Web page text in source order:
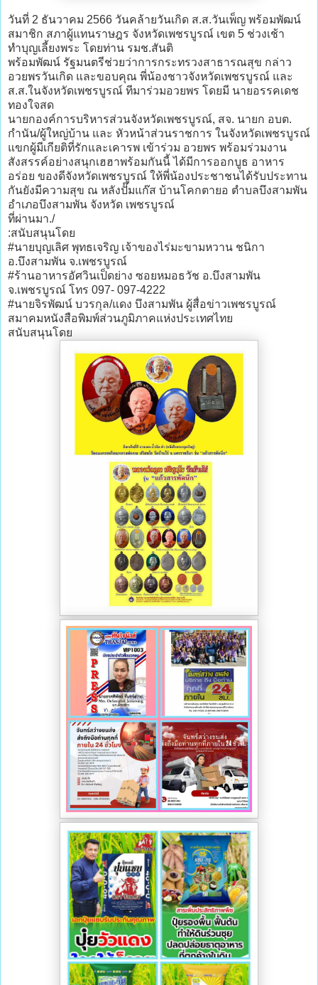
วันที่ 2 ธันวาคม 2566 วันคล้ายวันเกิด ส.ส.วันเพ็ญ พร้อมพัฒน์
สมาชิก สภาผู้แทนราษฎร จังหวัดเพชรบูรณ์ เขต 5 ช่วงเช้า
ทำบุญเลี้ยงพระ โดยท่าน รมช.สันติ
พร้อมพัฒน์ รัฐมนตรีช่วยว่าการกระทรวงสาธารณสุข กล่าว
อวยพรวันเกิด และขอบคุณ พี่น้องชาวจังหวัดเพชรบูรณ์ และ
ส.ส.ในจังหวัดเพชรบูรณ์ ทีมาร่วมอวยพร โดยมี นายอรรคเดช
ทองใจสด
นายกองค์การบริหารส่วนจังหวัดเพชรบูรณ์, สจ. นายก อบต.
กำนัน/ผู้ใหญ่บ้าน และ หัวหน้าส่วนราชการ ในจังหวัดเพชรบูรณ์
แขกผู้มีเกียติที่รักและเคารพ เข้าร่วม อวยพร พร้อมร่วมงาน
สังสรรค์อย่างสนุกเฮฮาพร้อมกันนี้ ได้มีการออกบูธ อาหาร
อร่อย ของดีจังหวัดเพชรบูรณ์ ให้พี่น้องประชาชนได้รับประทาน
กันยังมีความสุข ณ หลังปั๊มแก๊ส บ้านโคกตายอ ตำบลบึงสามพัน
อำเภอบึงสามพัน จังหวัด เพชรบูรณ์
ที่ผ่านมา./
:สนับสนุนโดย
#นายบุญเลิศ พุทธเจริญ เจ้าของไร่มะขามหวาน ชนิกา
อ.บึงสามพัน จ.เพชรบูรณ์
#ร้านอาหารอัศวินเป็ดย่าง ซอยหมอธวัช อ.บึงสามพัน
จ.เพชรบูรณ์ โทร 097- 097-4222
#นายจิรพัฒน์ บวรกุล/แดง บึงสามพัน ผู้สื่อข่าวเพชรบูรณ์
สมาคมหนังสือพิมพ์ส่วนภูมิภาคแห่งประเทศไทย
สนับสนุนโดย